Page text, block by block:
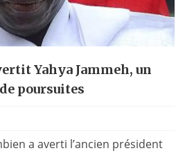
Yahya Jammeh, un
poursuites
a averti l’ancien président